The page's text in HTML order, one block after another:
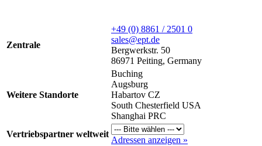
Zentrale
+49 (0) 8861 / 2501 0
sales@ept.de
Bergwerkstr. 50
86971 Peiting, Germany
Weitere Standorte
Buching
Augsburg
Habartov CZ
South Chesterfield USA
Shanghai PRC
Vertriebspartner weltweit
Adressen anzeigen »